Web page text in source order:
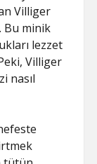
Villiger
Bu minik
lezzet
Villiger
nasıl